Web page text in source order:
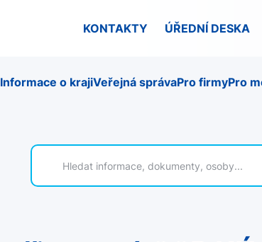
KONTAKTY ÚŘEDNÍ DESKA
Informace o krajiVeřejná správaPro firmyPro